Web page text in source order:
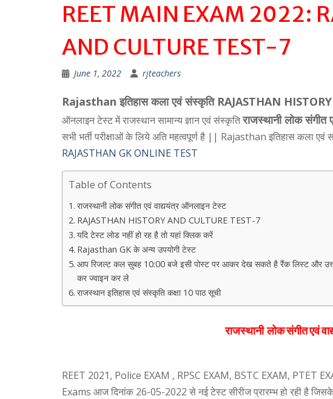
REET MAIN EXAM 2022:
AND CULTURE TEST-7
June 1, 2022 rjteachers
Rajasthan इतिहास कला एवं संस्कृति RAJASTHAN
ऑनलाइन टेस्ट में राजस्थान सामान्य ज्ञान एवं संस्कृतिराजस्थानी लोक संगीत
सभी भर्ती परीक्षाओं के लिये अति महत्वपूर्ण है || Rajasthan इतिहास कला
RAJASTHAN GK ONLINE TEST
Table of Contents
राजस्थानी लोक संगीत एवं वाद्ययंत्र ऑनलाइन टेस्ट
RAJASTHAN HISTORY AND CULTURE TEST-7
यदि टेस्ट लोड नहीं हो रह है तो यहां क्लिक करें
Rajasthan GK के अन्य उपयोगी टेस्ट
आप रिजल्ट कल सुबह 10:00 बजे इसी पोस्ट पर आकर देख सकते है रैंक लिस्ट और
कर ज्वाइन कर ले
राजस्थान इतिहास एवं संस्कृति कक्षा 10 पाठ सूची
राजस्थानी लोक संगीतएवं
REET 2021, Police EXAM , RPSC EXAM, BSTC EXAM, PTET
Exams आज दिनांक 26-05-2022 से नई टेस्ट सीरीज प्रारम्भ हो रही है